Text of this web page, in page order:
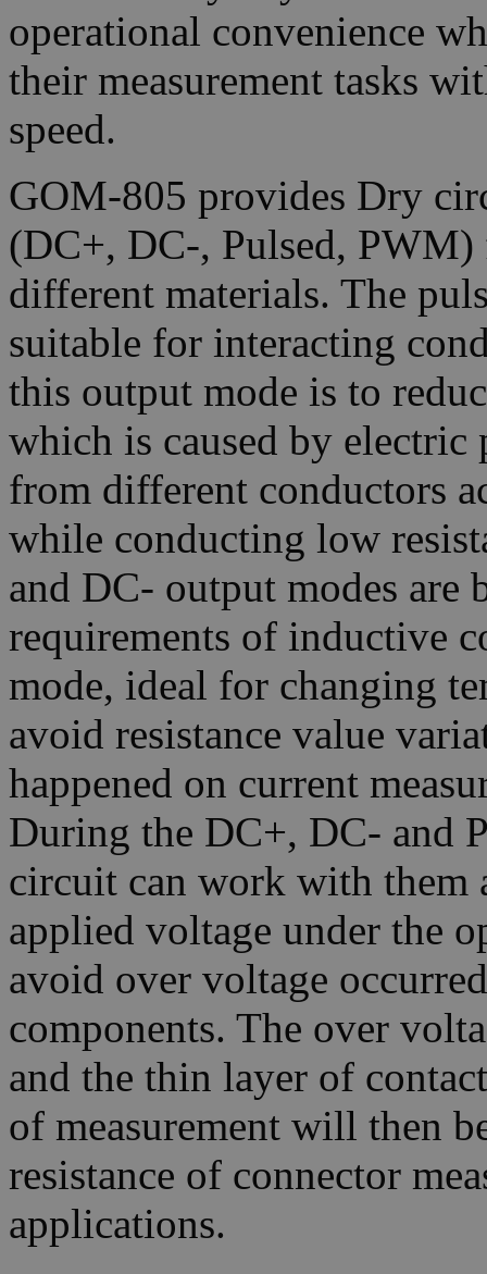
operational convenience
their measurement tasks
speed.
GOM-805 provides Dry
(DC+, DC-, Pulsed, PWM)
different materials. The
suitable for interacting
this output mode is to
which is caused by electric
from different conductors
while conducting low
and DC- output modes are
requirements of inductive
mode, ideal for changing
avoid resistance value
happened on current
During the DC+, DC- and
circuit can work with
applied voltage under the
avoid over voltage
components. The over
and the thin layer of
of measurement will then
resistance of connector
applications.